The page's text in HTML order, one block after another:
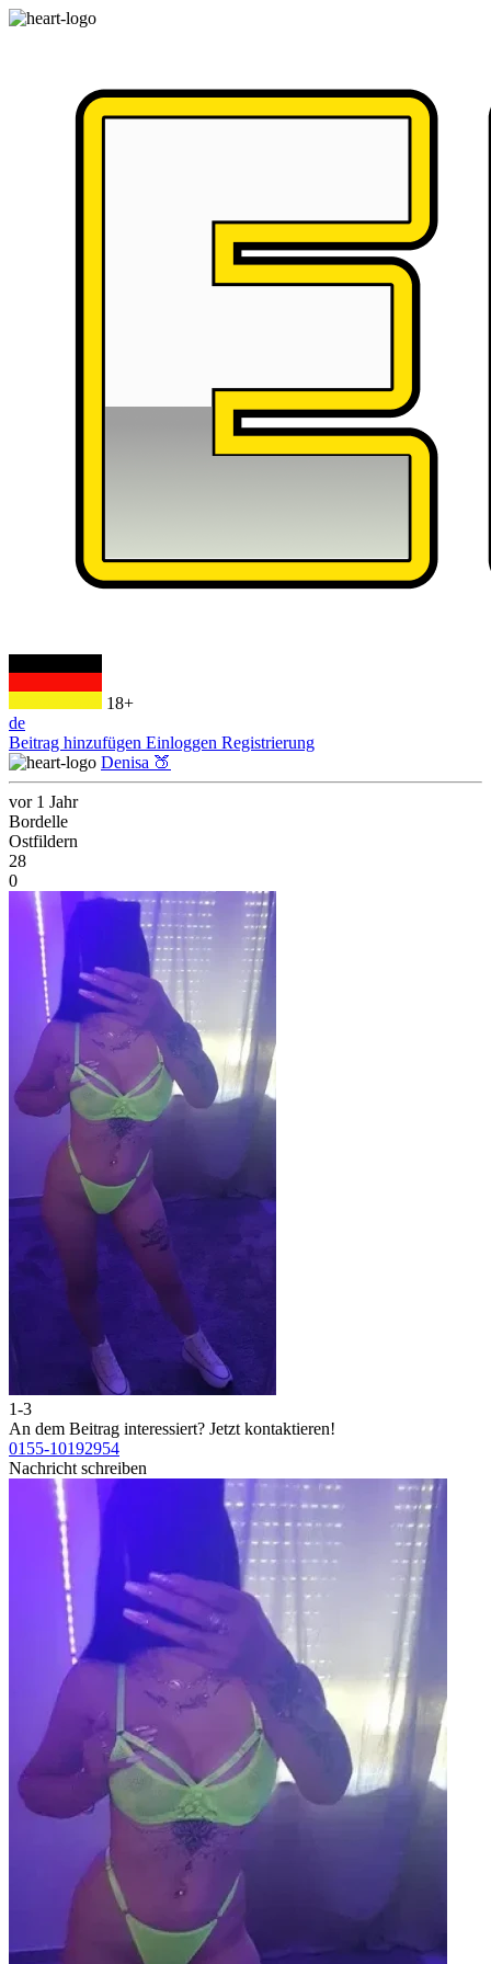
18+
de
Beitrag hinzufügen Einloggen Registrierung
Denisa 🍑
vor 1 Jahr
Bordelle
Ostfildern
28
0
1-3
An dem Beitrag interessiert? Jetzt kontaktieren!
0155-10192954
Nachricht schreiben